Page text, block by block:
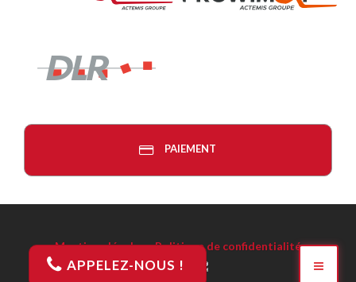
APPELEZ-NOUS !
PAIEMENT
Mentions légales-Politique de confidentialité
Réalisation